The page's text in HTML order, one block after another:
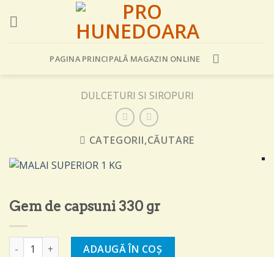
PAGINA PRINCIPALĂ MAGAZIN ONLINE
DULCETURI SI SIROPURI
CATEGORII,CĂUTARE
Gem de capsuni 330 gr
Cantitate Gem de capsuni 330 gr
ADAUGĂ ÎN COȘ